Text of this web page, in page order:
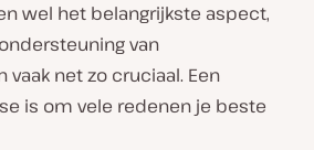
wel het belangrijkste aspect,
van
net zo cruciaal. Een
is om vele redenen je beste